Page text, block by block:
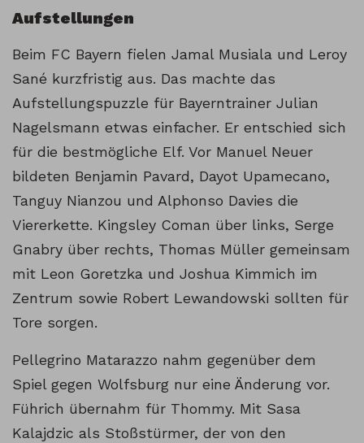
Aufstellungen
Beim FC Bayern fielen Jamal Musiala und Leroy
Sané kurzfristig aus. Das machte das
Aufstellungspuzzle für Bayerntrainer Julian
Nagelsmann etwas einfacher. Er entschied sich
für die bestmögliche Elf. Vor Manuel Neuer
bildeten Benjamin Pavard, Dayot Upamecano,
Tanguy Nianzou und Alphonso Davies die
Viererkette. Kingsley Coman über links, Serge
Gnabry über rechts, Thomas Müller gemeinsam
mit Leon Goretzka und Joshua Kimmich im
Zentrum sowie Robert Lewandowski sollten für
Tore sorgen.
Pellegrino Matarazzo nahm gegenüber dem
Spiel gegen Wolfsburg nur eine Änderung vor.
Führich übernahm für Thommy. Mit Sasa
Kalajdzic als Stoßstürmer, der von den